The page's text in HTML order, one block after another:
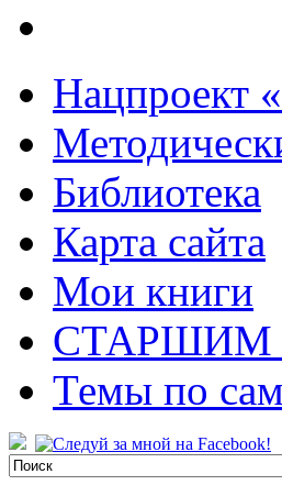
Библиотека
Карта сайта
Мои книги
СТАРШИМ
Темы по